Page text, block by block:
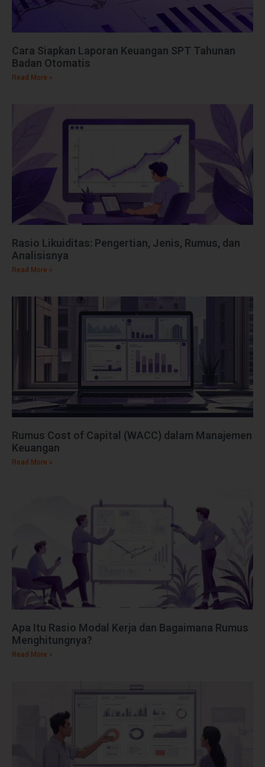
Cara Siapkan Laporan Keuangan SPT Tahunan
Badan Otomatis
Read More »
Rasio Likuiditas: Pengertian, Jenis, Rumus, dan
Analisisnya
Read More »
Rumus Cost of Capital (WACC) dalam Manajemen
Keuangan
Read More »
Apa Itu Rasio Modal Kerja dan Bagaimana Rumus
Menghitungnya?
Read More »